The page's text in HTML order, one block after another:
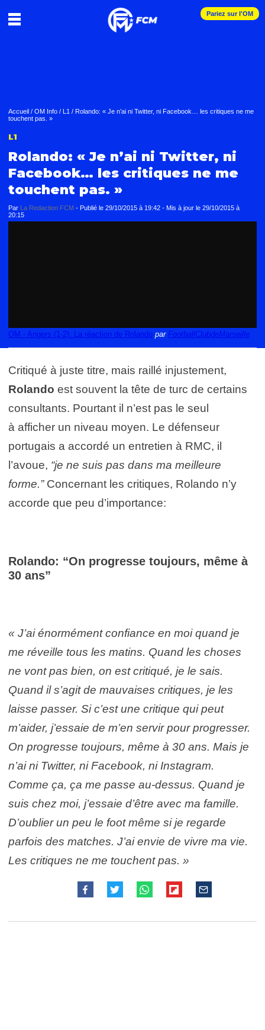
Pariez sur l'OM
Accueil / OM Info / L1 / Rolando: « Je n’ai ni Twitter, ni Facebook… les critiques ne me
touchent pas. »
L1
Rolando: « Je n’ai ni Twitter, ni
Facebook… les critiques ne me
touchent pas. »
Par La Redaction FCM - Publié le 29/10/2015 à 19:42 - Mis à jour le 29/10/2015 à
20:15
OM - Angers (1-2): La réaction de Rolando par FootballClubdeMarseille
Critiqué à juste titre, mais raillé injustement,
Rolando est souvent la tête de turc de certains
consultants. Pourtant il n’est pas le seul
à afficher un niveau moyen. Le défenseur
portugais a accordé un entretien à RMC, il
l’avoue, “je ne suis pas dans ma meilleure
forme.”Concernant les critiques, Rolando n’y
accorde que peu d’importance:
Rolando: “On progresse toujours, même à
30 ans”
« J’ai énormément confiance en moi quand je
me réveille tous les matins. Quand les choses
ne vont pas bien, on est critiqué, je le sais.
Quand il s’agit de mauvaises critiques, je les
laisse passer. Si c’est une critique qui peut
m’aider, j’essaie de m’en servir pour progresser.
On progresse toujours, même à 30 ans. Mais je
n’ai ni Twitter, ni Facebook, ni Instagram.
Comme ça, ça me passe au-dessus. Quand je
suis chez moi, j’essaie d’être avec ma famille.
D’oublier un peu le foot même si je regarde
parfois des matches. J’ai envie de vivre ma vie.
Les critiques ne me touchent pas. »